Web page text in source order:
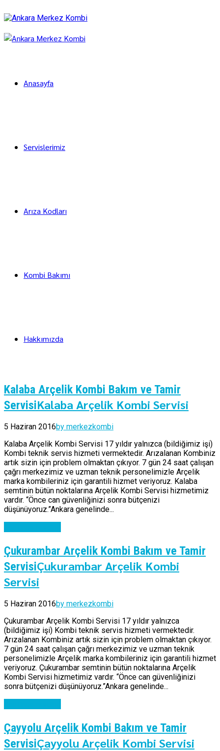
Anasayfa
Servislerimiz
Arıza Kodları
Kombi Bakımı
Hakkımızda
Kalaba Arçelik Kombi Bakım ve Tamir
ServisiKalaba Arçelik Kombi Servisi
5 Haziran 2016by merkezkombi
Kalaba Arçelik Kombi Servisi 17 yıldır yalnızca (bildiğimiz işi)
Kombi teknik servis hizmeti vermektedir. Arızalanan Kombiniz
artık sizin için problem olmaktan çıkıyor. 7 gün 24 saat çalışan
çağrı merkezimiz ve uzman teknik personelimizle Arçelik
marka kombileriniz için garantili hizmet veriyoruz. Kalaba
semtinin bütün noktalarına Arçelik Kombi Servisi hizmetimiz
vardır. “Önce can güvenliğinizi sonra bütçenizi
düşünüyoruz.”Ankara genelinde...
Çukurambar Arçelik Kombi Bakım ve Tamir
ServisiÇukurambar Arçelik Kombi
Servisi
5 Haziran 2016by merkezkombi
Çukurambar Arçelik Kombi Servisi 17 yıldır yalnızca
(bildiğimiz işi) Kombi teknik servis hizmeti vermektedir.
Arızalanan Kombiniz artık sizin için problem olmaktan çıkıyor.
7 gün 24 saat çalışan çağrı merkezimiz ve uzman teknik
personelimizle Arçelik marka kombileriniz için garantili hizmet
veriyoruz. Çukurambar semtinin bütün noktalarına Arçelik
Kombi Servisi hizmetimiz vardır. “Önce can güvenliğinizi
sonra bütçenizi düşünüyoruz.”Ankara genelinde...
Çayyolu Arçelik Kombi Bakım ve Tamir
ServisiÇayyolu Arçelik Kombi Servisi